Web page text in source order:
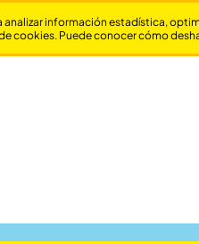
información estadística,
cookies. Puede conocer cómo